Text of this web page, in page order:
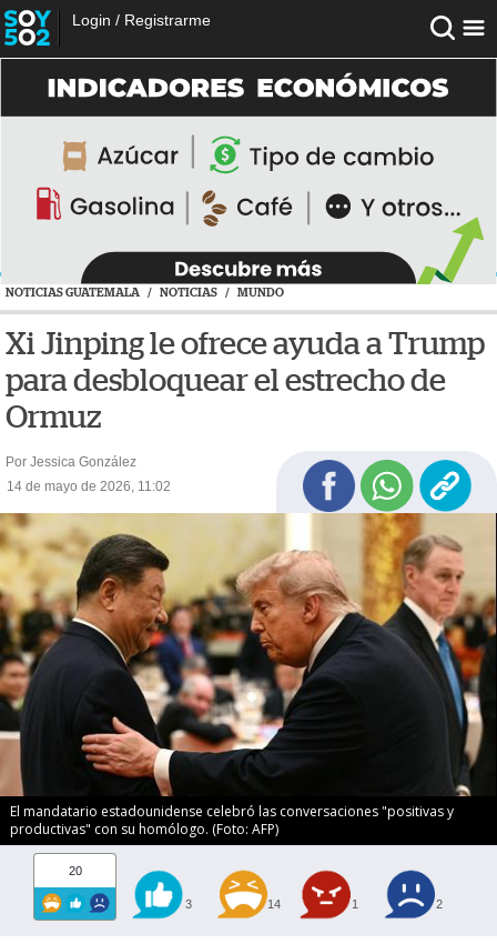
Login / Registrarme
NOTICIAS GUATEMALA / NOTICIAS / MUNDO
Xi Jinping le ofrece ayuda a Trump
para desbloquear el estrecho de
Ormuz
Por Jessica González
14 de mayo de 2026, 11:02
El mandatario estadounidense celebró las conversaciones "positivas y
productivas" con su homólogo. (Foto: AFP)
20
3 14 1 2